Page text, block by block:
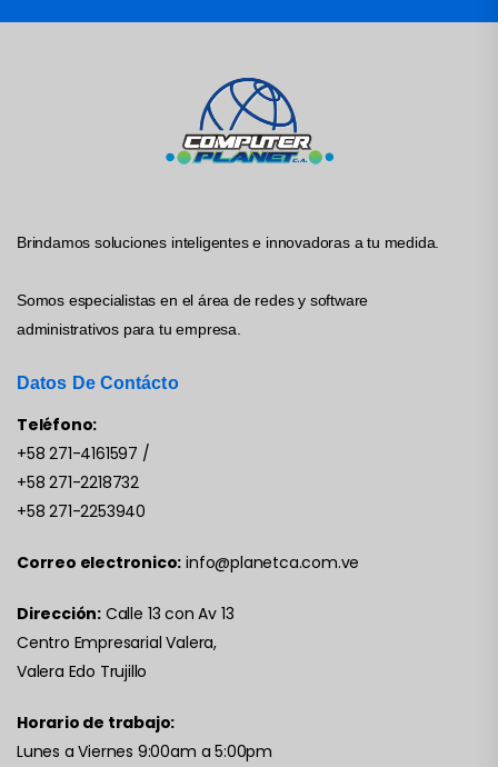
Brindamos soluciones inteligentes e innovadoras a tu medida.
Somos especialistas en el área de redes y software
administrativos para tu empresa.
Datos De Contácto
Teléfono:
+58 271-4161597 /
+58 271-2218732
+58 271-2253940
Correo electronico: info@planetca.com.ve
Dirección: Calle 13 con Av 13
Centro Empresarial Valera,
Valera Edo Trujillo
Horario de trabajo:
Lunes a Viernes 9:00am a 5:00pm